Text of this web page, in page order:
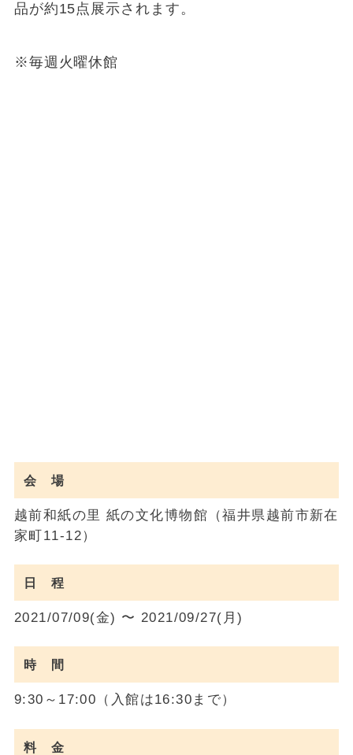
品が約15点展示されます。
※毎週火曜休館
会 場
越前和紙の里 紙の文化博物館（福井県越前市新在
家町11-12）
日 程
2021/07/09(金) 〜 2021/09/27(月)
時 間
9:30～17:00（入館は16:30まで）
料 金